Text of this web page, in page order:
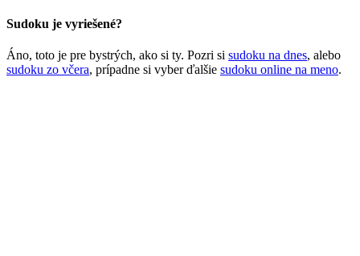
Sudoku je vyriešené?
Áno, toto je pre bystrých, ako si ty. Pozri si sudoku na dnes, alebo
sudoku zo včera, prípadne si vyber ďalšie sudoku online na meno.